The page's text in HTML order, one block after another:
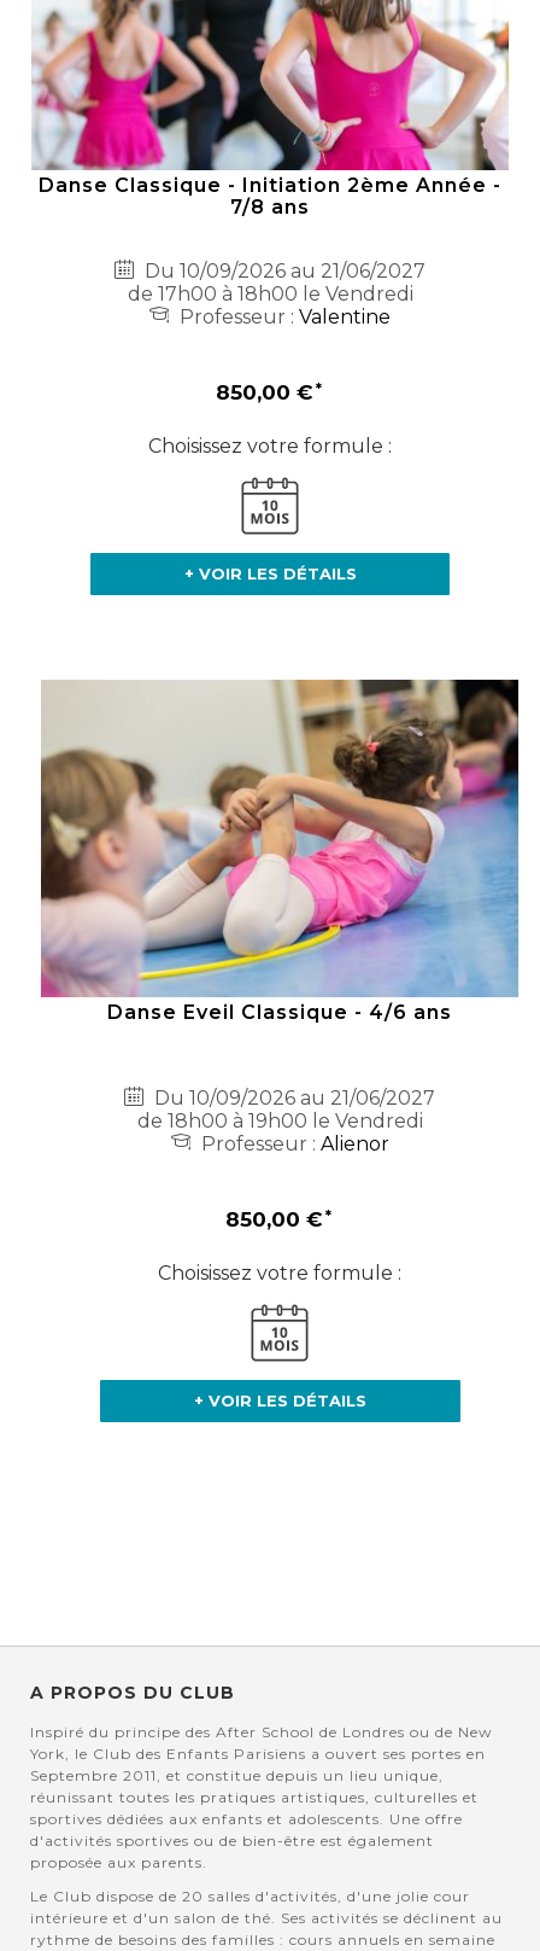
Danse Classique - Initiation 2ème Année -
7/8 ans
Du 10/09/2026 au 21/06/2027
de 17h00 à 18h00 le Vendredi
Professeur : Valentine
850,00 €
Choisissez votre formule :
+ VOIR LES DÉTAILS
Danse Eveil Classique - 4/6 ans
Du 10/09/2026 au 21/06/2027
de 18h00 à 19h00 le Vendredi
Professeur : Alienor
850,00 €
Choisissez votre formule :
+ VOIR LES DÉTAILS
A PROPOS DU CLUB
Inspiré du principe des After School de Londres ou de New
York, le Club des Enfants Parisiens a ouvert ses portes en
Septembre 2011, et constitue depuis un lieu unique,
réunissant toutes les pratiques artistiques, culturelles et
sportives dédiées aux enfants et adolescents. Une offre
d'activités sportives ou de bien-être est également
proposée aux parents.
Le Club dispose de 20 salles d'activités, d'une jolie cour
intérieure et d'un salon de thé. Ses activités se déclinent au
rythme de besoins des familles : cours annuels en semaine